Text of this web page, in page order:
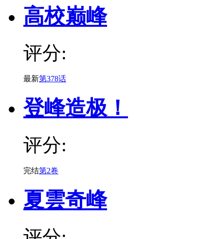
高校巅峰
评分:
最新第378话
登峰造极！
评分:
完结第2卷
夏雲奇峰